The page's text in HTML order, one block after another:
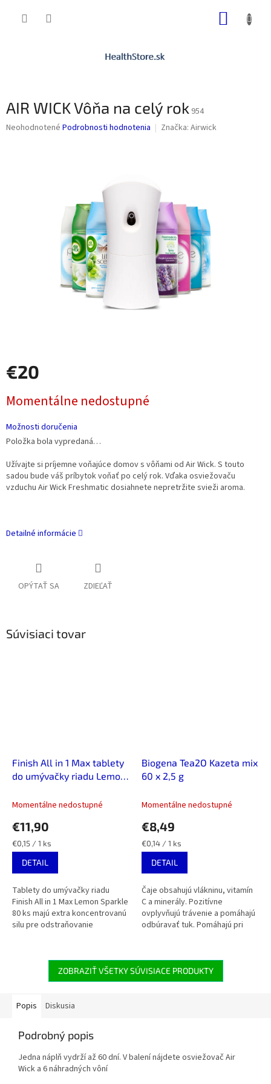
AIR WICK Vôňa na celý rok 954
Priemerné
Neohodnotené Podrobnosti hodnotenia Značka: Airwick
€20
cena:
Momentálne nedostupné
Možnosti doručenia
Položka bola vypredaná…
Užívajte si príjemne voňajúce domov s vôňami od Air Wick. S touto
sadou bude váš príbytok voňať po celý rok. Vďaka osviežovaču
vzduchu Air Wick Freshmatic dosiahnete nepretržite svieži aroma.
Detailné informácie
OPÝTAŤ SA ZDIEĽAŤ
Súvisiaci tovar
Finish All in 1 Max tablety
do umývačky riadu Lemon
Momentálne nedostupné
€11,90
Jednotková
cena:
€0,15 / 1 ks
DETAIL
Tablety do umývačky riadu
Finish All in 1 Max Lemon Sparkle
80 ks majú extra koncentrovanú
silu pre odstraňovanie
Biogena Tea2O Kazeta mix
60 x 2,5 g
Momentálne nedostupné
€8,49
Jednotková
cena:
€0,14 / 1 ks
DETAIL
Čaje obsahujú vlákninu, vitamín
C a minerály. Pozitívne
ovplyvňujú trávenie a pomáhajú
odbúravať tuk. Pomáhajú pri
Vitamín C...
ZOBRAZIŤ VŠETKY SÚVISIACE PRODUKTY
Popis Diskusia
Podrobný popis
Jedna náplň vydrží až 60 dní. V balení nájdete osviežovač Air
Wick a 6 náhradných vôní